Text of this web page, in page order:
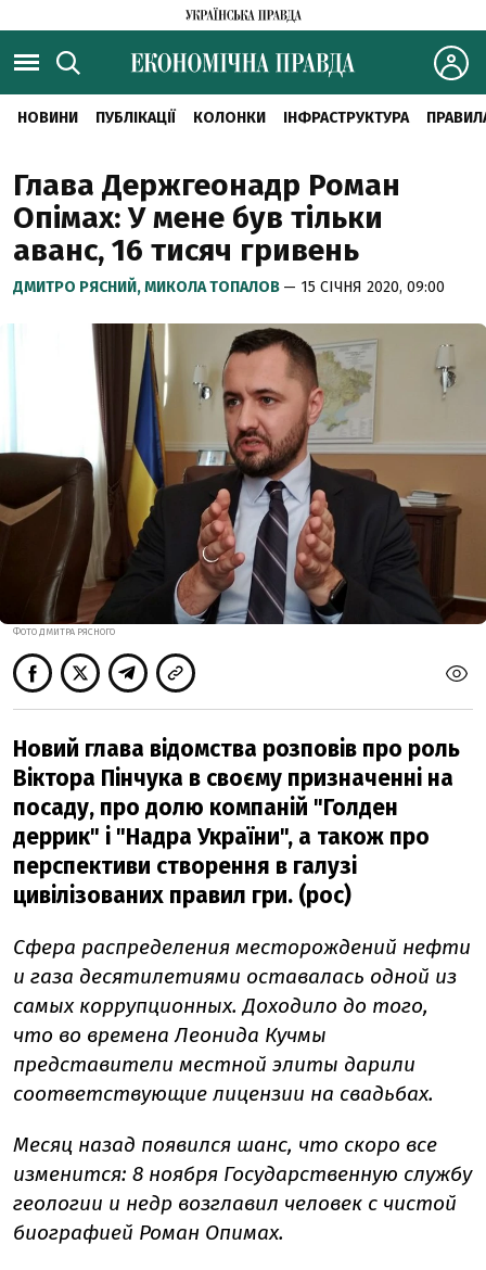
НОВИНИ ПУБЛІКАЦІЇ КОЛОНКИ ІНФРАСТРУКТУРА
Глава Держгеонадр Роман
Опімах: У мене був тільки
аванс, 16 тисяч гривень
ДМИТРО РЯСНИЙ,МИКОЛА ТОПАЛОВ — 15 СІЧНЯ 2020, 09:00
ФОТО ДМИТРА РЯСНОГО
Новий глава відомства розповів про роль
Віктора Пінчука в своєму призначенні на
посаду, про долю компаній "Голден
деррик" і "Надра України", а також про
перспективи створення в галузі
цивілізованих правил гри. (рос)
Сфера распределения месторождений нефти
и газа десятилетиями оставалась одной из
самых коррупционных. Доходило до того,
что во времена Леонида Кучмы
представители местной элиты дарили
соответствующие лицензии на свадьбах.
Месяц назад появился шанс, что скоро все
изменится: 8 ноября Государственную службу
геологии и недр возглавил человек с чистой
биографией Роман Опимах.